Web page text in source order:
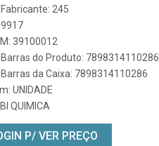
245
39100012
do Produto: 7898314110286
da Caixa: 7898314110286
UNIDADE
QUIMICA
P/ VER PREÇO